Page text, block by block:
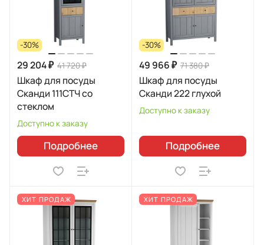
-30%
29 204 ₽ 41 720 ₽
Шкаф для посуды
Сканди 111СТЧ со
стеклом
Доступно к заказу
Подробнее
-30%
49 966 ₽ 71 380 ₽
Шкаф для посуды
Сканди 222 глухой
Доступно к заказу
Подробнее
ХИТ ПРОДАЖ ХИТ ПРОДАЖ